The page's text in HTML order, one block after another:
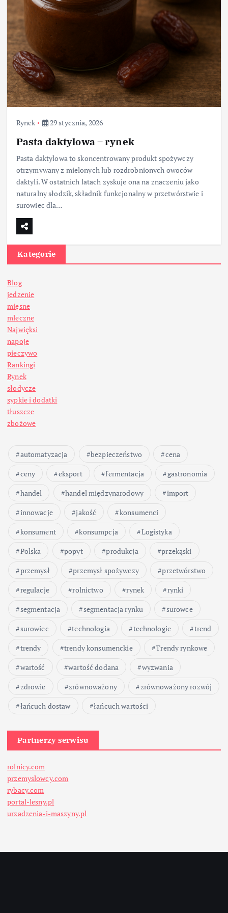
Rynek 29 stycznia, 2026
Pasta daktylowa – rynek
Pasta daktylowa to skoncentrowany produkt spożywczy
otrzymywany z mielonych lub rozdrobnionych owoców
daktyli. W ostatnich latach zyskuje ona na znaczeniu jako
naturalny słodzik, składnik funkcjonalny w przetwórstwie i
surowiec dla…
Kategorie
Blog
jedzenie
mięsne
mleczne
Najwięksi
napoje
pieczywo
Rankingi
Rynek
słodycze
sypkie i dodatki
tłuszcze
zbożowe
automatyzacja bezpieczeństwo
cena
ceny
eksport fermentacja
gastronomia
handel
handel międzynarodowy
import
innowacje
jakość
konsumenci
konsument
konsumpcja
Logistyka
Polska
popyt produkcja
przekąski
przemysł
przemysł spożywczy
przetwórstwo
regulacje
rolnictwo rynek
rynki
segmentacja
segmentacja rynku
surowce
surowiec
technologia technologie
trend
trendy
trendy konsumenckie
Trendy rynkowe
wartość
wartość dodana
wyzwania
zdrowie
zrównoważony
zrównoważony rozwój
łańcuch dostaw
łańcuch wartości
Partnerzy serwisu
rolnicy.com
przemyslowcy.com
rybacy.com
portal-lesny.pl
urzadzenia-i-maszyny.pl